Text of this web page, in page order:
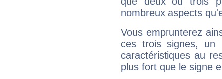
nombreux aspects
Vous emprunterez
ces trois signes, un
caractéristiques au
plus fort que le signe